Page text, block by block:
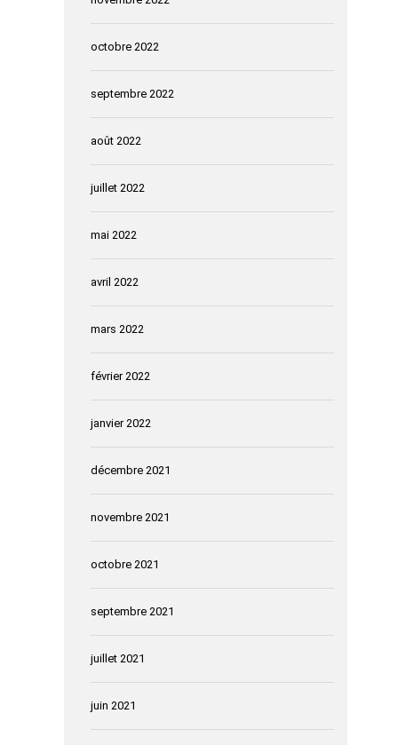
octobre 2022
septembre 2022
août 2022
juillet 2022
mai 2022
avril 2022
mars 2022
février 2022
janvier 2022
décembre 2021
novembre 2021
octobre 2021
septembre 2021
juillet 2021
juin 2021